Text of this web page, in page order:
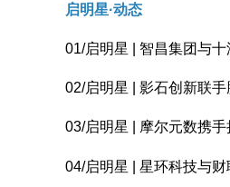
启明星·动态
01/启明星 | 智昌集团与
02/启明星 | 影石创新联
03/启明星 | 摩尔元数携
04/启明星 | 星环科技与